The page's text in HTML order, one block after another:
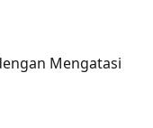
Mengatasi